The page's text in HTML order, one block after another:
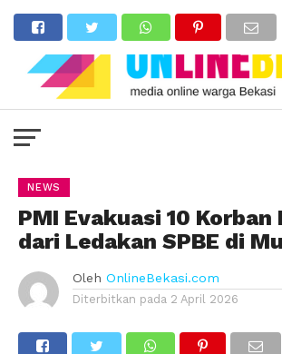
NEWS
PMI Evakuasi 10 Korban
dari Ledakan SPBE di
Oleh OnlineBekasi.com
Diterbitkan pada 2 April 2026